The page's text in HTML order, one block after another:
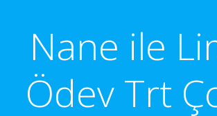
Nane ile
Ödev Trt